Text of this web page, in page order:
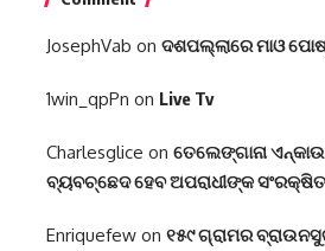
JosephVab on ଦଶପଲ୍ଲାରେ ମାଓ
1win_qpPn on Live Tv
Charlesglice on ତେଲେଙ୍ଗାନା
ବ୍ୟବଚ୍ଛେଦ ହେବ ଅପରାଧୀଙ୍କ
Enriquefew on ୧୫୯ ଗ୍ରାମର